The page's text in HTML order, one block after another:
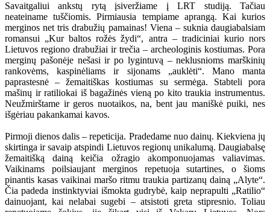
Savaitgaliui ankstų rytą įsiveržiame į LRT studiją. Tačiau
neateiname tuščiomis. Pirmiausia tempiame aprangą. Kai kurios
merginos net tris drabužių pamainas! Viena – suknia daugiabalsiam
romansui „Kur baltos rožės žydi“, antra – tradiciniai kurio nors
Lietuvos regiono drabužiai ir trečia – archeologinis kostiumas. Pora
merginų pašonėje nešasi ir po lygintuvą – neklusnioms marškinių
rankovėms, kaspinėliams ir sijonams „auklėti“. Mano manta
paprastesnė – žemaitiškas kostiumas su sermėga. Stabteli pora
mašinų ir ratiliokai iš bagažinės vieną po kito traukia instrumentus.
Neužmirštame ir geros nuotaikos, na, bent jau maniškė puiki, nes
išgėriau pakankamai kavos.
Pirmoji dienos dalis – repeticija. Pradedame nuo dainų. Kiekviena jų
skirtinga ir savaip atspindi Lietuvos regionų unikalumą. Daugiabalsę
žemaitišką dainą keičia ožragio akomponuojamas valiavimas.
Vaikinams poilsiaujant merginos repetuoja sutartines, o šioms
pinantis kasas vaikinai maršo ritmu traukia partizanų dainą „Alyte“.
Čia padeda instinktyviai išmokta gudrybė, kaip neprapulti „Ratilio“
dainuojant, kai nelabai sugebi – atsistoti greta stipresnio. Toliau